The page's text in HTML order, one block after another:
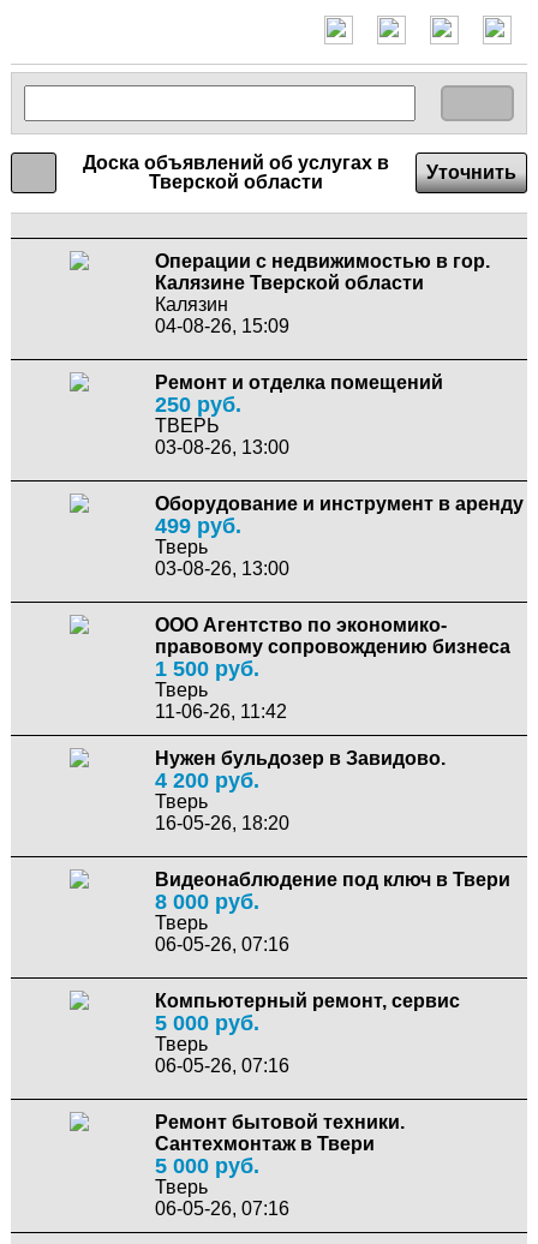
Доска объявлений об услугах в
Тверской области
Уточнить
Операции с недвижимостью в гор.
Калязине Тверской области
Калязин
04-08-26, 15:09
Ремонт и отделка помещений
250 руб.
ТВЕРЬ
03-08-26, 13:00
Оборудование и инструмент в аренду
499 руб.
Тверь
03-08-26, 13:00
ООО Агентство по экономико-
правовому сопровождению бизнеса
1 500 руб.
Тверь
11-06-26, 11:42
Нужен бульдозер в Завидово.
4 200 руб.
Тверь
16-05-26, 18:20
Видеонаблюдение под ключ в Твери
8 000 руб.
Тверь
06-05-26, 07:16
Компьютерный ремонт, сервис
5 000 руб.
Тверь
06-05-26, 07:16
Ремонт бытовой техники.
Сантехмонтаж в Твери
5 000 руб.
Тверь
06-05-26, 07:16